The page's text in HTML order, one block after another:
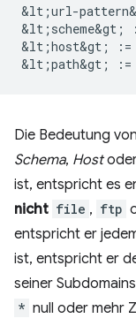
&lt;url-
&lt;host&gt;
Die Bedeutung
Schema, Host
ist, entspricht es
nicht file , ftp
entspricht er
ist, entspricht er
seiner
* null oder mehr